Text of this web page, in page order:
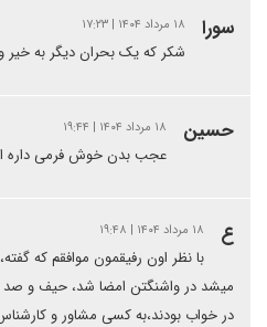
سورا ۱۸ مرداد ۱۴۰۴ | ۱۷:۲۳
شکر که یک بحران دیگر به خیر
حسین ۱۸ مرداد ۱۴۰۴ | ۱۹:۴۴
عجب بدن خوش فرمی داره
ع ۱۸ مرداد ۱۴۰۴ | ۱۹:۴۸
با نظر اون رفیقمون موافقم که
میشد در واشنگتن امضا شد، حیف و صد
در خواب بودند،به کسی مشاور و